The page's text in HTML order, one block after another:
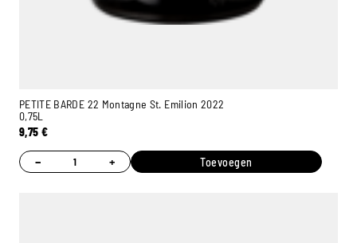
PETITE BARDE 22 Montagne St. Emilion 2022
0,75L
9,75 €
− + Toevoegen